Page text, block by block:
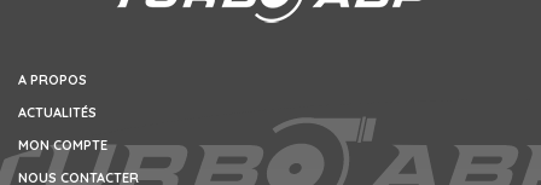
A PROPOS
ACTUALITÉS
MON COMPTE
NOUS CONTACTER